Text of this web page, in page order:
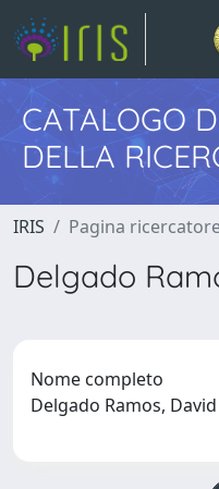
CATALOGO
DELLA
IRIS Pagina
Delgado
Nome completo
Delgado Ramos, David